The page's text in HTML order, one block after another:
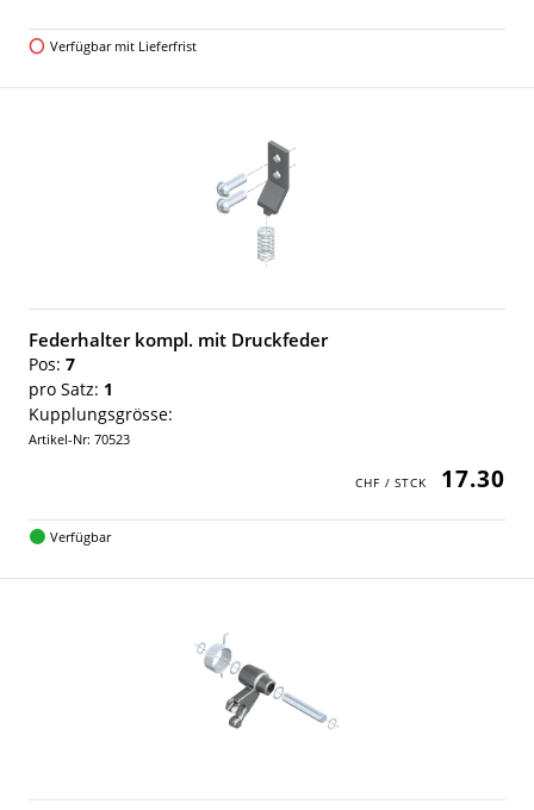
Verfügbar mit Lieferfrist
Federhalter kompl. mit Druckfeder
Pos: 7
pro Satz: 1
Kupplungsgrösse:
Artikel-Nr: 70523
17.30
Verfügbar